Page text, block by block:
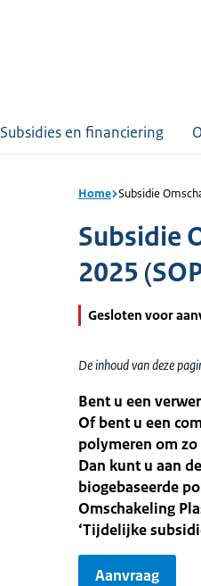
Subsidies en financiering
Home Subsidie
Subsidie
2025
Gesloten voor
De inhoud van deze
Bent u een
Of bent u een
polymeren om
Dan kunt u aan
biogebaseerde
Omschakeling
‘Tijdelijke
Aanvraag